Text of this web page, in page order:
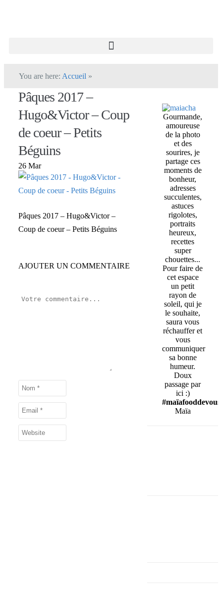
You are here: Accueil »
Pâques 2017 –
Hugo&Victor – Coup
de coeur – Petits
Béguins
26 Mar
Pâques 2017 – Hugo&Victor –
Coup de coeur – Petits Béguins
AJOUTER UN COMMENTAIRE
Gourmande,
amoureuse
de la photo
et des
sourires, je
partage ces
moments de
bonheur,
adresses
succulentes,
astuces
rigolotes,
portraits
heureux,
recettes
super
chouettes...
Pour faire de
cet espace
un petit
rayon de
soleil, qui je
le souhaite,
saura vous
réchauffer et
vous
communiquer
sa bonne
humeur.
Doux
passage par
ici :)
#maïafooddevous
Maïa